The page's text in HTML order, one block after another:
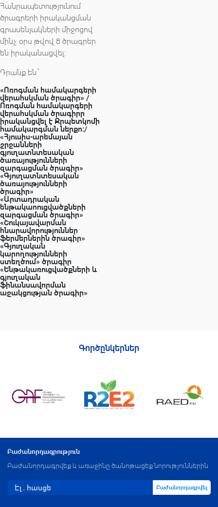
Հանրապետությունում
ծրագրերի իրականցման
գրասենյակների միջոցով
մինչ օրս թվով 8 ծրագրեր
են իրականացվել։
Դրանք են ՝
«Ոռոգման համակարգերի
վերահսկման ծրագիր» /
Ոռոգման համակարգերի
վերահսկման ծրագիրր
իրականցվել է Ջրպետկոմի
համակարգման ներքո։/
«Հյուսիս-արեմայան
շրջանների
գյուղատնտեսական
ծառայությունների
զարգացման ծրագիր»
«Գյուղատնտեսական
ծառայությունների
ծրագիր»
«Արտադրական
ենթակաոուցվածքների
զարգացման ծրագիր»
«Շուկայավարման
հնարավորություններ
ֆերմերներին ծրագիր»
«Գյուղական
կարողությունների
ստեղծում» ծրագիր
«Ենթակառուցվածքների և
գյուղական
ֆինանսավորման
աջակցության ծրագիր»
Գործընկերներ
Բաժանորդագրություն
Բաժանորդագրվեք և առաջինը ծանոթացեք նորություններին
Բաժանորդագրվել